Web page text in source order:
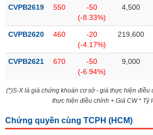
quan
Giao
dịch
Tài
chính
tích
Hồ
CVPB2619 550
-50
(-8.33%)
4,500
CVPB2620 460
-20
(-4.17%)
219,600
CVPB2621 670
-50
(-6.94%)
9,000
(*)S-X là giá chứng khoán cơ sở - giá thực hiện điều
thực hiện điều chỉnh + Giá CW * Tỷ
Chứng quyền cùng TCPH (HCM)
VS-